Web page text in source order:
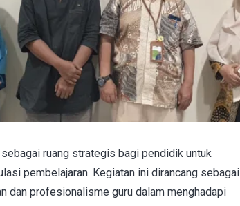
ruang strategis bagi pendidik untuk
pembelajaran. Kegiatan ini dirancang sebagai
dan profesionalisme guru dalam menghadapi